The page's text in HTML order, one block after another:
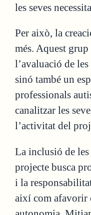
les seves
Per això, la
més. Aquest grup
l’avaluació de
sinó també un
professionals
canalitzar les
l’activitat del
La inclusió de les
projecte busca
i la
així com afavorir